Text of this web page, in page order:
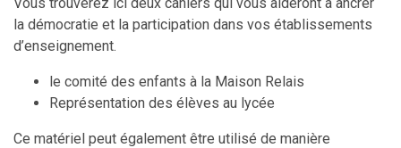
la démocratie et la participation dans vos établissements
d’enseignement.
le comité des enfants à la Maison Relais
Représentation des élèves au lycée
Ce matériel peut également être utilisé de manière